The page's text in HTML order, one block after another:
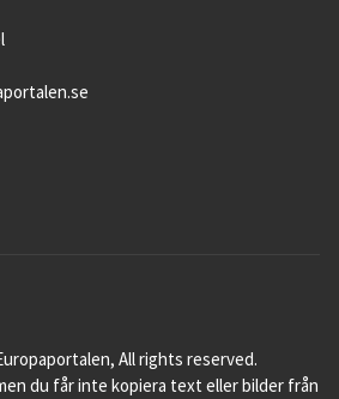
All rights reserved.
du får inte kopiera text eller bilder från